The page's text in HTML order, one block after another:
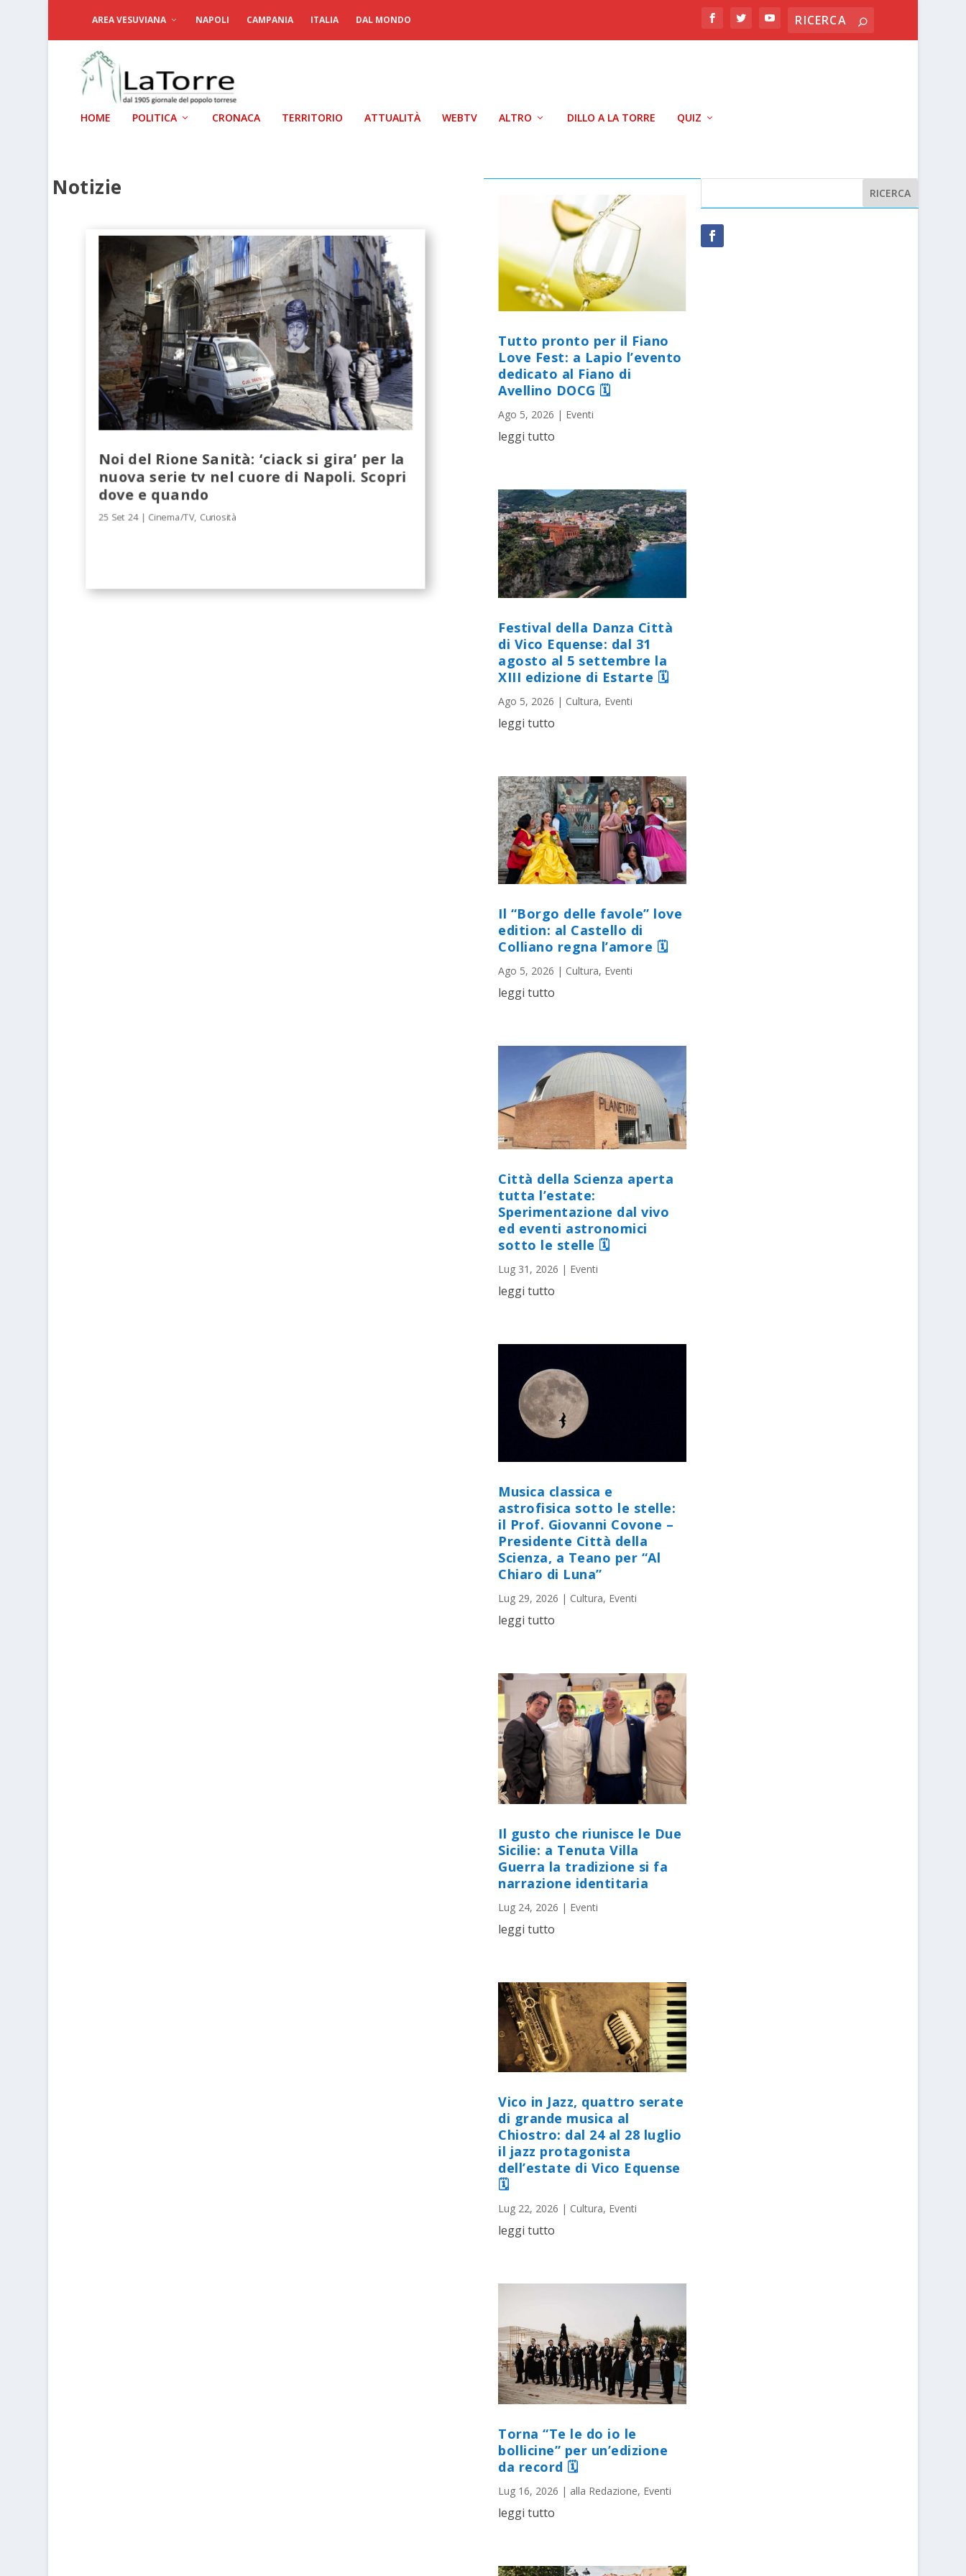
AREA VESUVIANA NAPOLI CAMPANIA ITALIA DAL MONDO
HOME POLITICA CRONACA TERRITORIO ATTUALITÀ WEBTV ALTRO DILLO A LA TORRE QUIZ
Notizie
Noi del Rione Sanità: ‘ciack si gira’ per la
nuova serie tv nel cuore di Napoli. Scopri
dove e quando
25 Set 24| Cinema/TV, Curiosità
Tutto pronto per il Fiano
Love Fest: a Lapio l’evento
dedicato al Fiano di
Avellino DOCG 🗓
Ago 5, 2026 | Eventi
leggi tutto
Festival della Danza Città
di Vico Equense: dal 31
agosto al 5 settembre la
XIII edizione di Estarte 🗓
Ago 5, 2026 | Cultura, Eventi
leggi tutto
Il “Borgo delle favole” love
edition: al Castello di
Colliano regna l’amore 🗓
Ago 5, 2026 | Cultura, Eventi
leggi tutto
Città della Scienza aperta
tutta l’estate:
Sperimentazione dal vivo
ed eventi astronomici
sotto le stelle 🗓
Lug 31, 2026 | Eventi
leggi tutto
Musica classica e
astrofisica sotto le stelle:
il Prof. Giovanni Covone –
Presidente Città della
Scienza, a Teano per “Al
Chiaro di Luna”
Lug 29, 2026 | Cultura, Eventi
leggi tutto
Il gusto che riunisce le Due
Sicilie: a Tenuta Villa
Guerra la tradizione si fa
narrazione identitaria
Lug 24, 2026 | Eventi
leggi tutto
Vico in Jazz, quattro serate
di grande musica al
Chiostro: dal 24 al 28 luglio
il jazz protagonista
dell’estate di Vico Equense
🗓
Lug 22, 2026 | Cultura, Eventi
leggi tutto
Torna “Te le do io le
bollicine” per un’edizione
da record 🗓
Lug 16, 2026 | alla Redazione, Eventi
leggi tutto